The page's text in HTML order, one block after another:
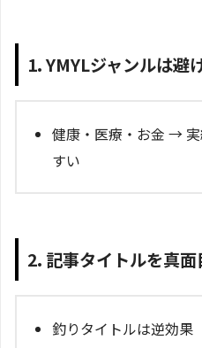
1. YMYLジャンルは避
健康・医療・お金 →
すい
2. 記事タイトルを真面
釣りタイトルは逆効果